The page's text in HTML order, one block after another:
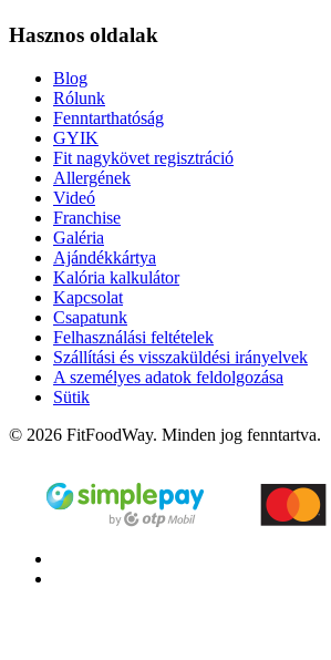
Hasznos oldalak
Blog
Rólunk
Fenntarthatóság
GYIK
Fit nagykövet regisztráció
Allergének
Videó
Franchise
Galéria
Ajándékkártya
Kalória kalkulátor
Kapcsolat
Csapatunk
Felhasználási feltételek
Szállítási és visszaküldési irányelvek
A személyes adatok feldolgozása
Sütik
© 2026 FitFoodWay. Minden jog fenntartva.